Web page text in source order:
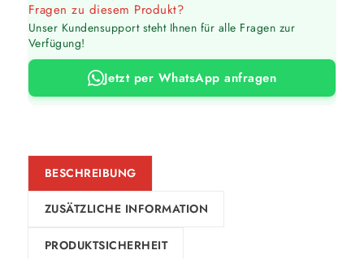
Fragen zu diesem Produkt?
Unser Kundensupport steht Ihnen für alle Fragen zur
Verfügung!
Jetzt per WhatsApp anfragen
BESCHREIBUNG
ZUSÄTZLICHE INFORMATION
PRODUKTSICHERHEIT